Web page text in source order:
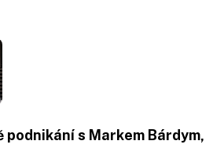
podnikání s Markem Bárdym,